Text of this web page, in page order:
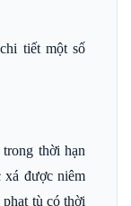
tiết một số
thời hạn
xá được niêm
tù có thời